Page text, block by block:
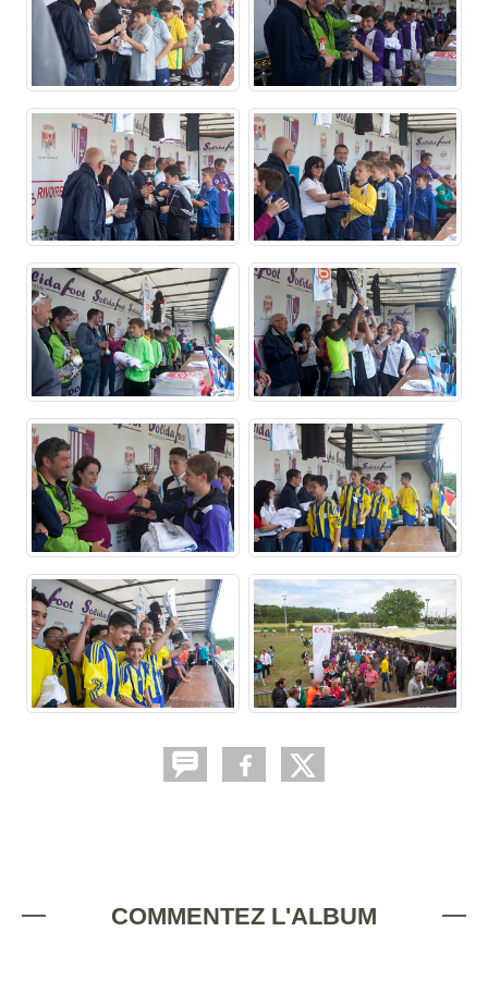
COMMENTEZ L'ALBUM